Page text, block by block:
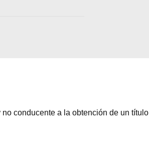
conducente a la obtención de un título